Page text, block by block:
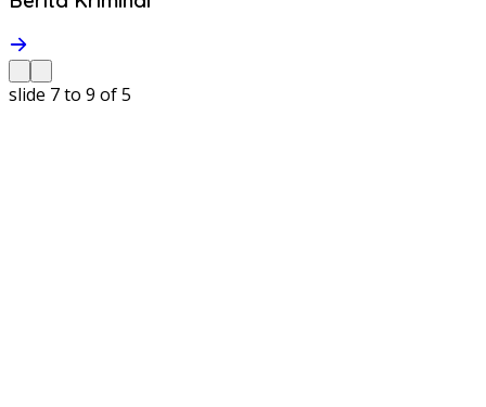
slide 7 to 9 of 5